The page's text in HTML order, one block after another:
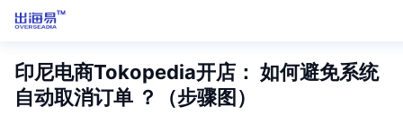
印尼电商Tokopedia开店： 如何避免系统
自动取消订单 ？（步骤图）